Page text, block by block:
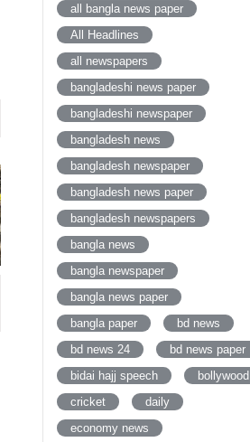
all bangla news paper
All Headlines
all newspapers
bangladeshi news paper
bangladeshi newspaper
bangladesh news
bangladesh newspaper
bangladesh news paper
bangladesh newspapers
bangla news
bangla newspaper
bangla news paper
bangla paper
bd news
bd news 24
bd news paper
bidai hajj speech
bollywood
cricket
daily
economy news